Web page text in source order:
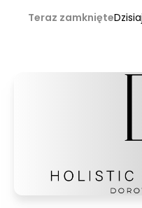
Teraz zamknięte